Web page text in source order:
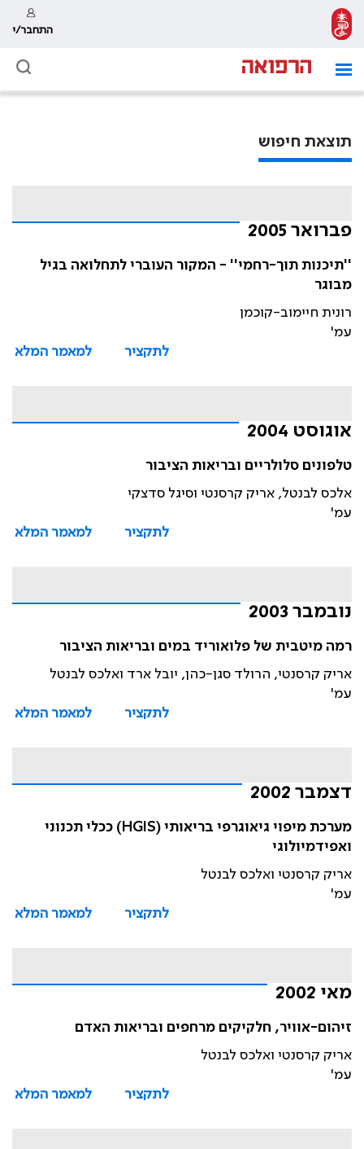
התחבר/י
תוצאת חיפוש
פברואר 2005
''תיכנות תוך-רחמי'' - המקור העוברי לתחלואה בגיל
מבוגר
רונית חיימוב-קוכמן
עמ'
לתקציר
למאמר המלא
אוגוסט 2004
טלפונים סלולריים ובריאות הציבור
אלכס לבנטל, אריק קרסנטי וסיגל סדצקי
עמ'
לתקציר
למאמר המלא
נובמבר 2003
רמה מיטבית של פלואוריד במים ובריאות הציבור
אריק קרסנטי, הרולד סגן-כהן, יובל ארד ואלכס לבנטל
עמ'
לתקציר
למאמר המלא
דצמבר 2002
מערכת מיפוי גיאוגרפי בריאותי (HGIS) ככלי תכנוני
ואפידמיולוגי
אריק קרסנטי ואלכס לבנטל
עמ'
לתקציר
למאמר המלא
מאי 2002
זיהום-אוויר, חלקיקים מרחפים ובריאות האדם
אריק קרסנטי ואלכס לבנטל
עמ'
לתקציר
למאמר המלא